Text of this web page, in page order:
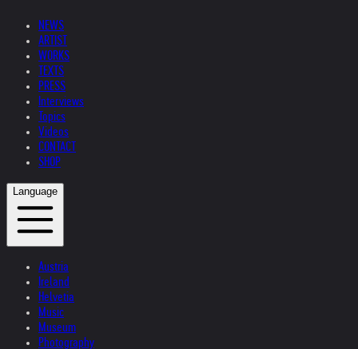
NEWS
ARTIST
WORKS
TEXTS
PRESS
Interviews
Topics
Videos
CONTACT
SHOP
Language
Austria
Ireland
Helvetia
Music
Museum
Photography